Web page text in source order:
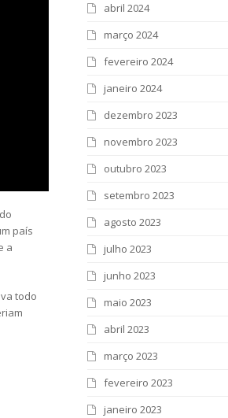
país
a
todo
abril 2024
março 2024
fevereiro 2024
janeiro 2024
dezembro 2023
novembro 2023
outubro 2023
setembro 2023
agosto 2023
julho 2023
junho 2023
maio 2023
abril 2023
março 2023
fevereiro 2023
janeiro 2023